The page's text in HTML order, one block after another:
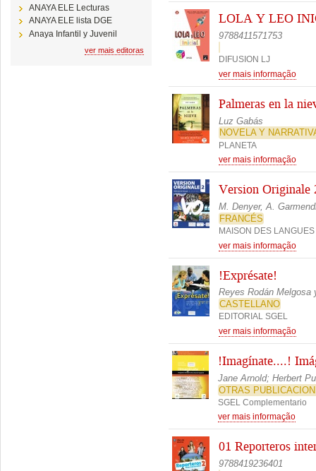
ANAYA ELE Lecturas
ANAYA ELE lista DGE
Anaya Infantil y Juvenil
ver mais editoras
LOLA Y LEO
9788411571753
DIFUSION LJ
ver mais informação
Palmeras en la
Luz Gabás
NOVELA Y
PLANETA
ver mais informação
Version Originale
M. Denyer, A.
FRANCÉS
MAISON DES LANGUES
ver mais informação
!Exprésate!
Reyes Rodán Melgosa
CASTELLANO
EDITORIAL SGEL
ver mais informação
!Imagínate....!
Jane Arnold; Herbert
OTRAS
SGEL Complementario
ver mais informação
01 Reporteros
9788419236401